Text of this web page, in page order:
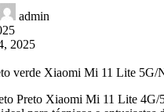
admin
2025
Preto Xiaomi Mi 11 Lite 4G/